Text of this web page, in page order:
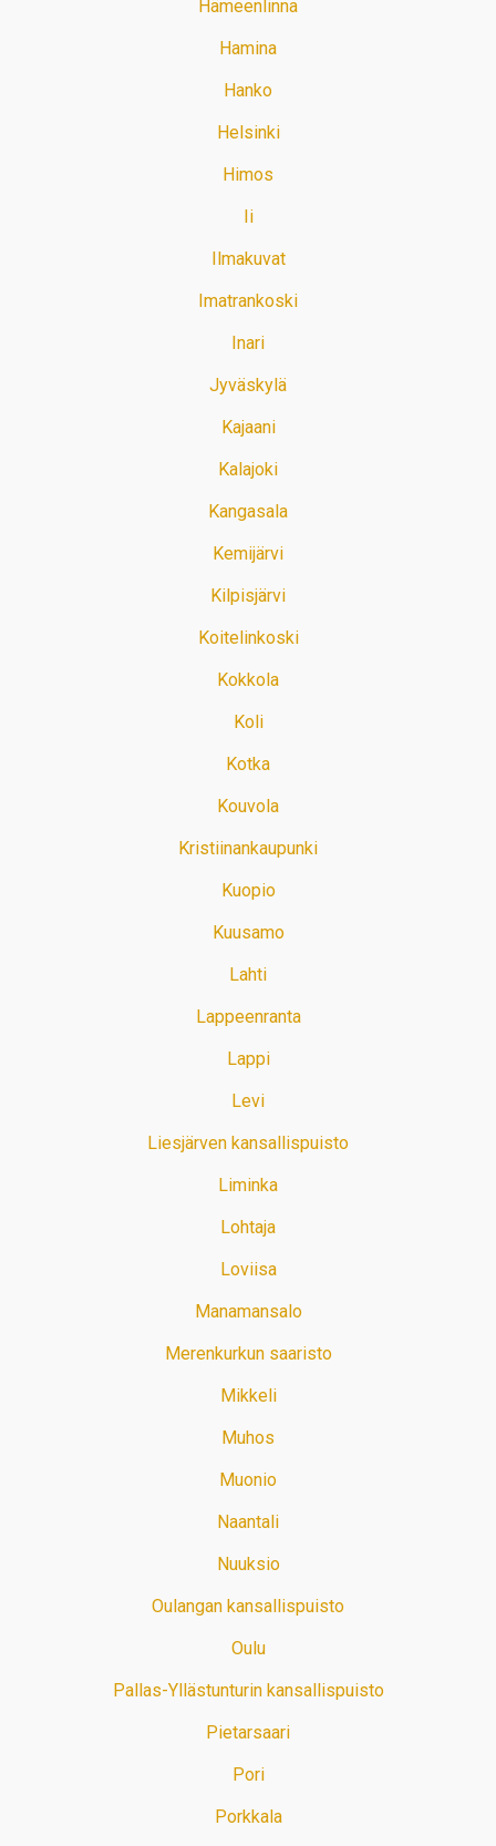
Hämeenlinna
Hamina
Hanko
Helsinki
Himos
Ii
Ilmakuvat
Imatrankoski
Inari
Jyväskylä
Kajaani
Kalajoki
Kangasala
Kemijärvi
Kilpisjärvi
Koitelinkoski
Kokkola
Koli
Kotka
Kouvola
Kristiinankaupunki
Kuopio
Kuusamo
Lahti
Lappeenranta
Lappi
Levi
Liesjärven kansallispuisto
Liminka
Lohtaja
Loviisa
Manamansalo
Merenkurkun saaristo
Mikkeli
Muhos
Muonio
Naantali
Nuuksio
Oulangan kansallispuisto
Oulu
Pallas-Yllästunturin kansallispuisto
Pietarsaari
Pori
Porkkala